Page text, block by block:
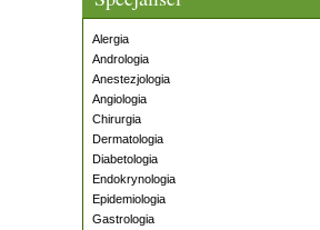
Alergia
Andrologia
Anestezjologia
Angiologia
Chirurgia
Dermatologia
Diabetologia
Endokrynologia
Epidemiologia
Gastrologia